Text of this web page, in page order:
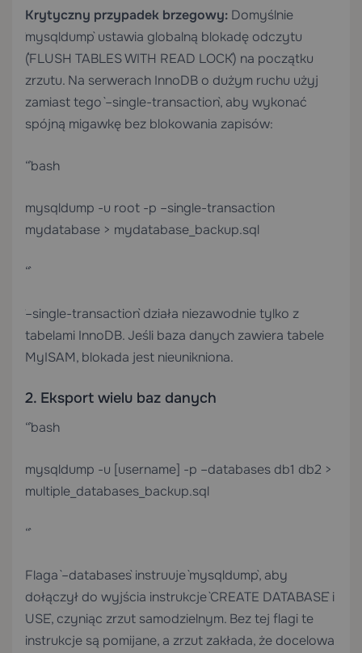
Krytyczny przypadek brzegowy: Domyślnie
`mysqldump` ustawia globalną blokadę odczytu
(`FLUSH TABLES WITH READ LOCK`) na początku
zrzutu. Na serwerach InnoDB o dużym ruchu użyj
zamiast tego `–single-transaction`, aby wykonać
spójną migawkę bez blokowania zapisów:
“`bash
mysqldump -u root -p –single-transaction
mydatabase > mydatabase_backup.sql
“`
`–single-transaction` działa niezawodnie tylko z
tabelami InnoDB. Jeśli baza danych zawiera tabele
MyISAM, blokada jest nieunikniona.
2. Eksport wielu baz danych
“`bash
mysqldump -u [username] -p –databases db1 db2 >
multiple_databases_backup.sql
“`
Flaga `–databases` instruuje `mysqldump`, aby
dołączył do wyjścia instrukcje `CREATE DATABASE` i
`USE`, czyniąc zrzut samodzielnym. Bez tej flagi te
instrukcje są pomijane, a zrzut zakłada, że docelowa